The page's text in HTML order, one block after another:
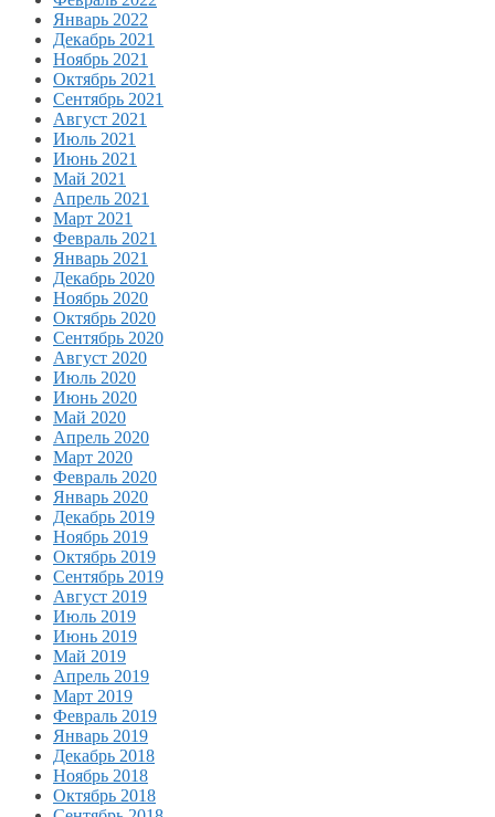
Январь 2022
Декабрь 2021
Ноябрь 2021
Октябрь 2021
Сентябрь 2021
Август 2021
Июль 2021
Июнь 2021
Май 2021
Апрель 2021
Март 2021
Февраль 2021
Январь 2021
Декабрь 2020
Ноябрь 2020
Октябрь 2020
Сентябрь 2020
Август 2020
Июль 2020
Июнь 2020
Май 2020
Апрель 2020
Март 2020
Февраль 2020
Январь 2020
Декабрь 2019
Ноябрь 2019
Октябрь 2019
Сентябрь 2019
Август 2019
Июль 2019
Июнь 2019
Май 2019
Апрель 2019
Март 2019
Февраль 2019
Январь 2019
Декабрь 2018
Ноябрь 2018
Октябрь 2018